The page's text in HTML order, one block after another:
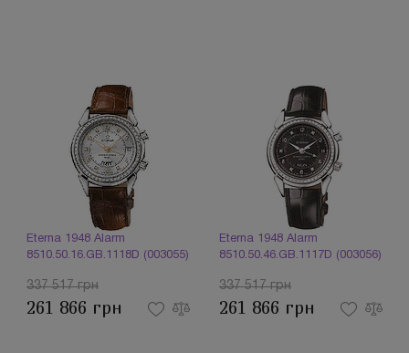
Eterna 1948 Alarm
8510.50.16.GB.1118D (003055)
337 517 грн
261 866 грн
Eterna 1948 Alarm
8510.50.46.GB.1117D (003056)
337 517 грн
261 866 грн